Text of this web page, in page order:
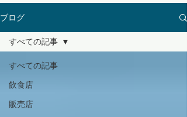
ブログ
すべての記事
飲食店
販売店
すべての記事